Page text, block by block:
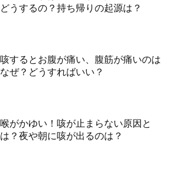
どうするの？持ち帰りの起源は？
咳するとお腹が痛い、腹筋が痛いのは
なぜ？どうすればいい？
喉がかゆい！咳が止まらない原因と
は？夜や朝に咳が出るのは？